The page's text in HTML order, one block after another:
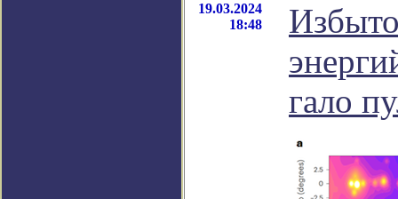
19.03.2024
18:48
гало